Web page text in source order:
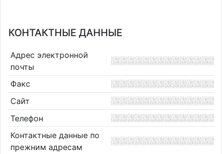
КОНТАКТНЫЕ ДАННЫЕ
Адрес электронной
почты
Факс
Сайт
Телефон
Контактные данные по
прежним адресам